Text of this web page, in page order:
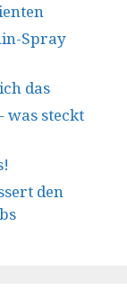
Spray
das
was steckt
den